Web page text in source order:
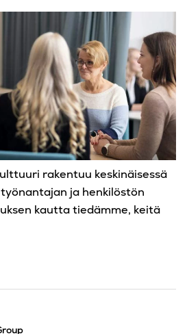
rakentuu keskinäisessä
ja henkilöstön
kautta tiedämme, keitä